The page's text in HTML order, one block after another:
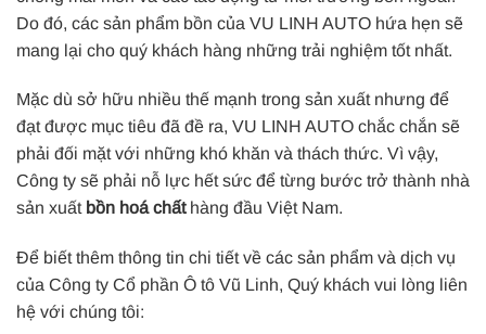
Do đó, các sản phẩm bồn của VU LINH AUTO hứa hẹn sẽ
mang lại cho quý khách hàng những trải nghiệm tốt nhất.
Mặc dù sở hữu nhiều thế mạnh trong sản xuất nhưng để
đạt được mục tiêu đã đề ra, VU LINH AUTO chắc chắn sẽ
phải đối mặt với những khó khăn và thách thức. Vì vậy,
Công ty sẽ phải nỗ lực hết sức để từng bước trở thành nhà
sản xuất bồn hoá chấthàng đầu Việt Nam.
Để biết thêm thông tin chi tiết về các sản phẩm và dịch vụ
của Công ty Cổ phần Ô tô Vũ Linh, Quý khách vui lòng liên
hệ với chúng tôi: